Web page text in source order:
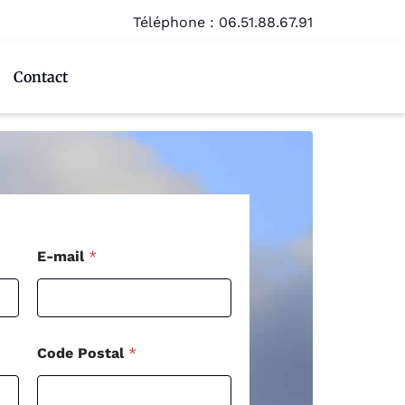
Téléphone : 06.51.88.67.91
Contact
E-mail *
Code Postal *